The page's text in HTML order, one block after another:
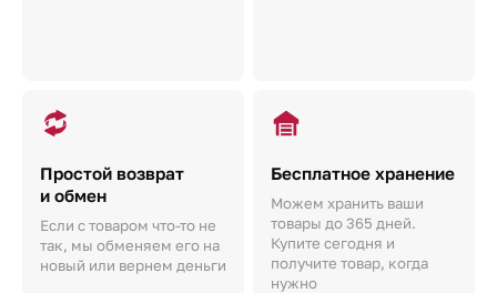
Простой возврат
и обмен
Если с товаром что-то не
так, мы обменяем его на
новый или вернем деньги
Бесплатное хранение
Можем хранить ваши
товары до 365 дней.
Купите сегодня и
получите товар, когда
нужно